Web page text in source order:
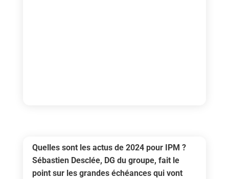
Quelles sont les actus de 2024 pour IPM ?
Sébastien Desclée, DG du groupe, fait le
point sur les grandes échéances qui vont